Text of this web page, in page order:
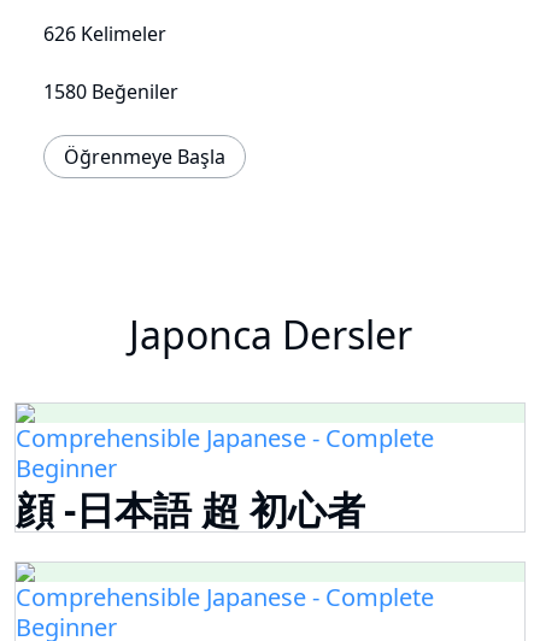
626 Kelimeler
1580 Beğeniler
Öğrenmeye Başla
Japonca Dersler
Comprehensible Japanese - Complete
Beginner
顔 -日本語 超 初心者
Comprehensible Japanese - Complete
Beginner